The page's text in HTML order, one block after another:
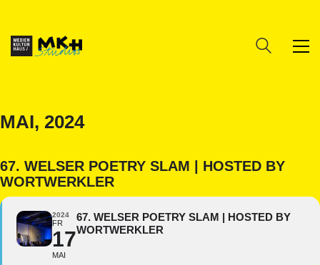
MAI, 2024
67. WELSER POETRY SLAM | HOSTED BY
WORTWERKLER
2024
FR
17
MAI
67. WELSER POETRY SLAM | HOSTED BY
WORTWERKLER